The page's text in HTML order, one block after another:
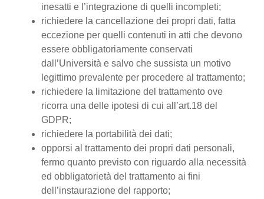
inesatti e l’integrazione di quelli incompleti;
richiedere la cancellazione dei propri dati, fatta
eccezione per quelli contenuti in atti che devono
essere obbligatoriamente conservati
dall’Università e salvo che sussista un motivo
legittimo prevalente per procedere al trattamento;
richiedere la limitazione del trattamento ove
ricorra una delle ipotesi di cui all’art.18 del
GDPR;
richiedere la portabilità dei dati;
opporsi al trattamento dei propri dati personali,
fermo quanto previsto con riguardo alla necessità
ed obbligatorietà del trattamento ai fini
dell’instaurazione del rapporto;